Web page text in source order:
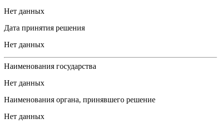
Нет данных
Дата принятия решения
Нет данных
Наименования государства
Нет данных
Наименования органа, принявшего решение
Нет данных